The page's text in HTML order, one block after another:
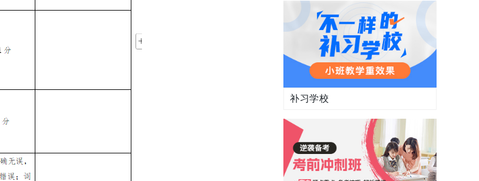
补习学校